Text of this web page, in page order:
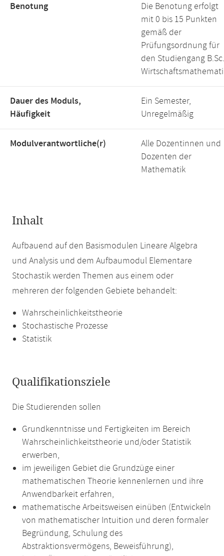
Benotung
Die Benotung erfolgt
mit 0 bis 15 Punkten
gemäß der
Prüfungsordnung für
den Studiengang B.Sc.
Dauer des Moduls,
Häufigkeit
Ein Semester,
Unregelmäßig
Modulverantwortliche(r)
Alle Dozentinnen und
Dozenten der
Mathematik
Inhalt
Aufbauend auf den Basismodulen Lineare Algebra
und Analysis und dem Aufbaumodul Elementare
Stochastik werden Themen aus einem oder
mehreren der folgenden Gebiete behandelt:
Wahrscheinlichkeitstheorie
Stochastische Prozesse
Statistik
Qualifikationsziele
Die Studierenden sollen
Grundkenntnisse und Fertigkeiten im Bereich
Wahrscheinlichkeitstheorie und/oder Statistik
erwerben,
im jeweiligen Gebiet die Grundzüge einer
mathematischen Theorie kennenlernen und ihre
Anwendbarkeit erfahren,
mathematische Arbeitsweisen einüben (Entwickeln
von mathematischer Intuition und deren formaler
Begründung, Schulung des
Abstraktionsvermögens, Beweisführung),